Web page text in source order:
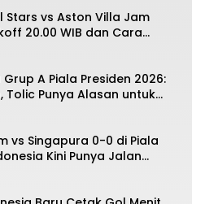
Stars vs Aston Villa Jam
20.00 WIB dan Cara
A Piala Presiden 2026:
Tolic Punya Alasan untuk
vs Singapura 0-0 di Piala
Kini Punya Jalan